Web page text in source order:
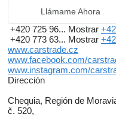
Llámame Ahora
+420 725 96... Mostrar
+420 773 63... Mostrar
www.carstrade.cz
www.facebook.com/
www.instagram.com/
Dirección
Chequia, Región de
č. 520,